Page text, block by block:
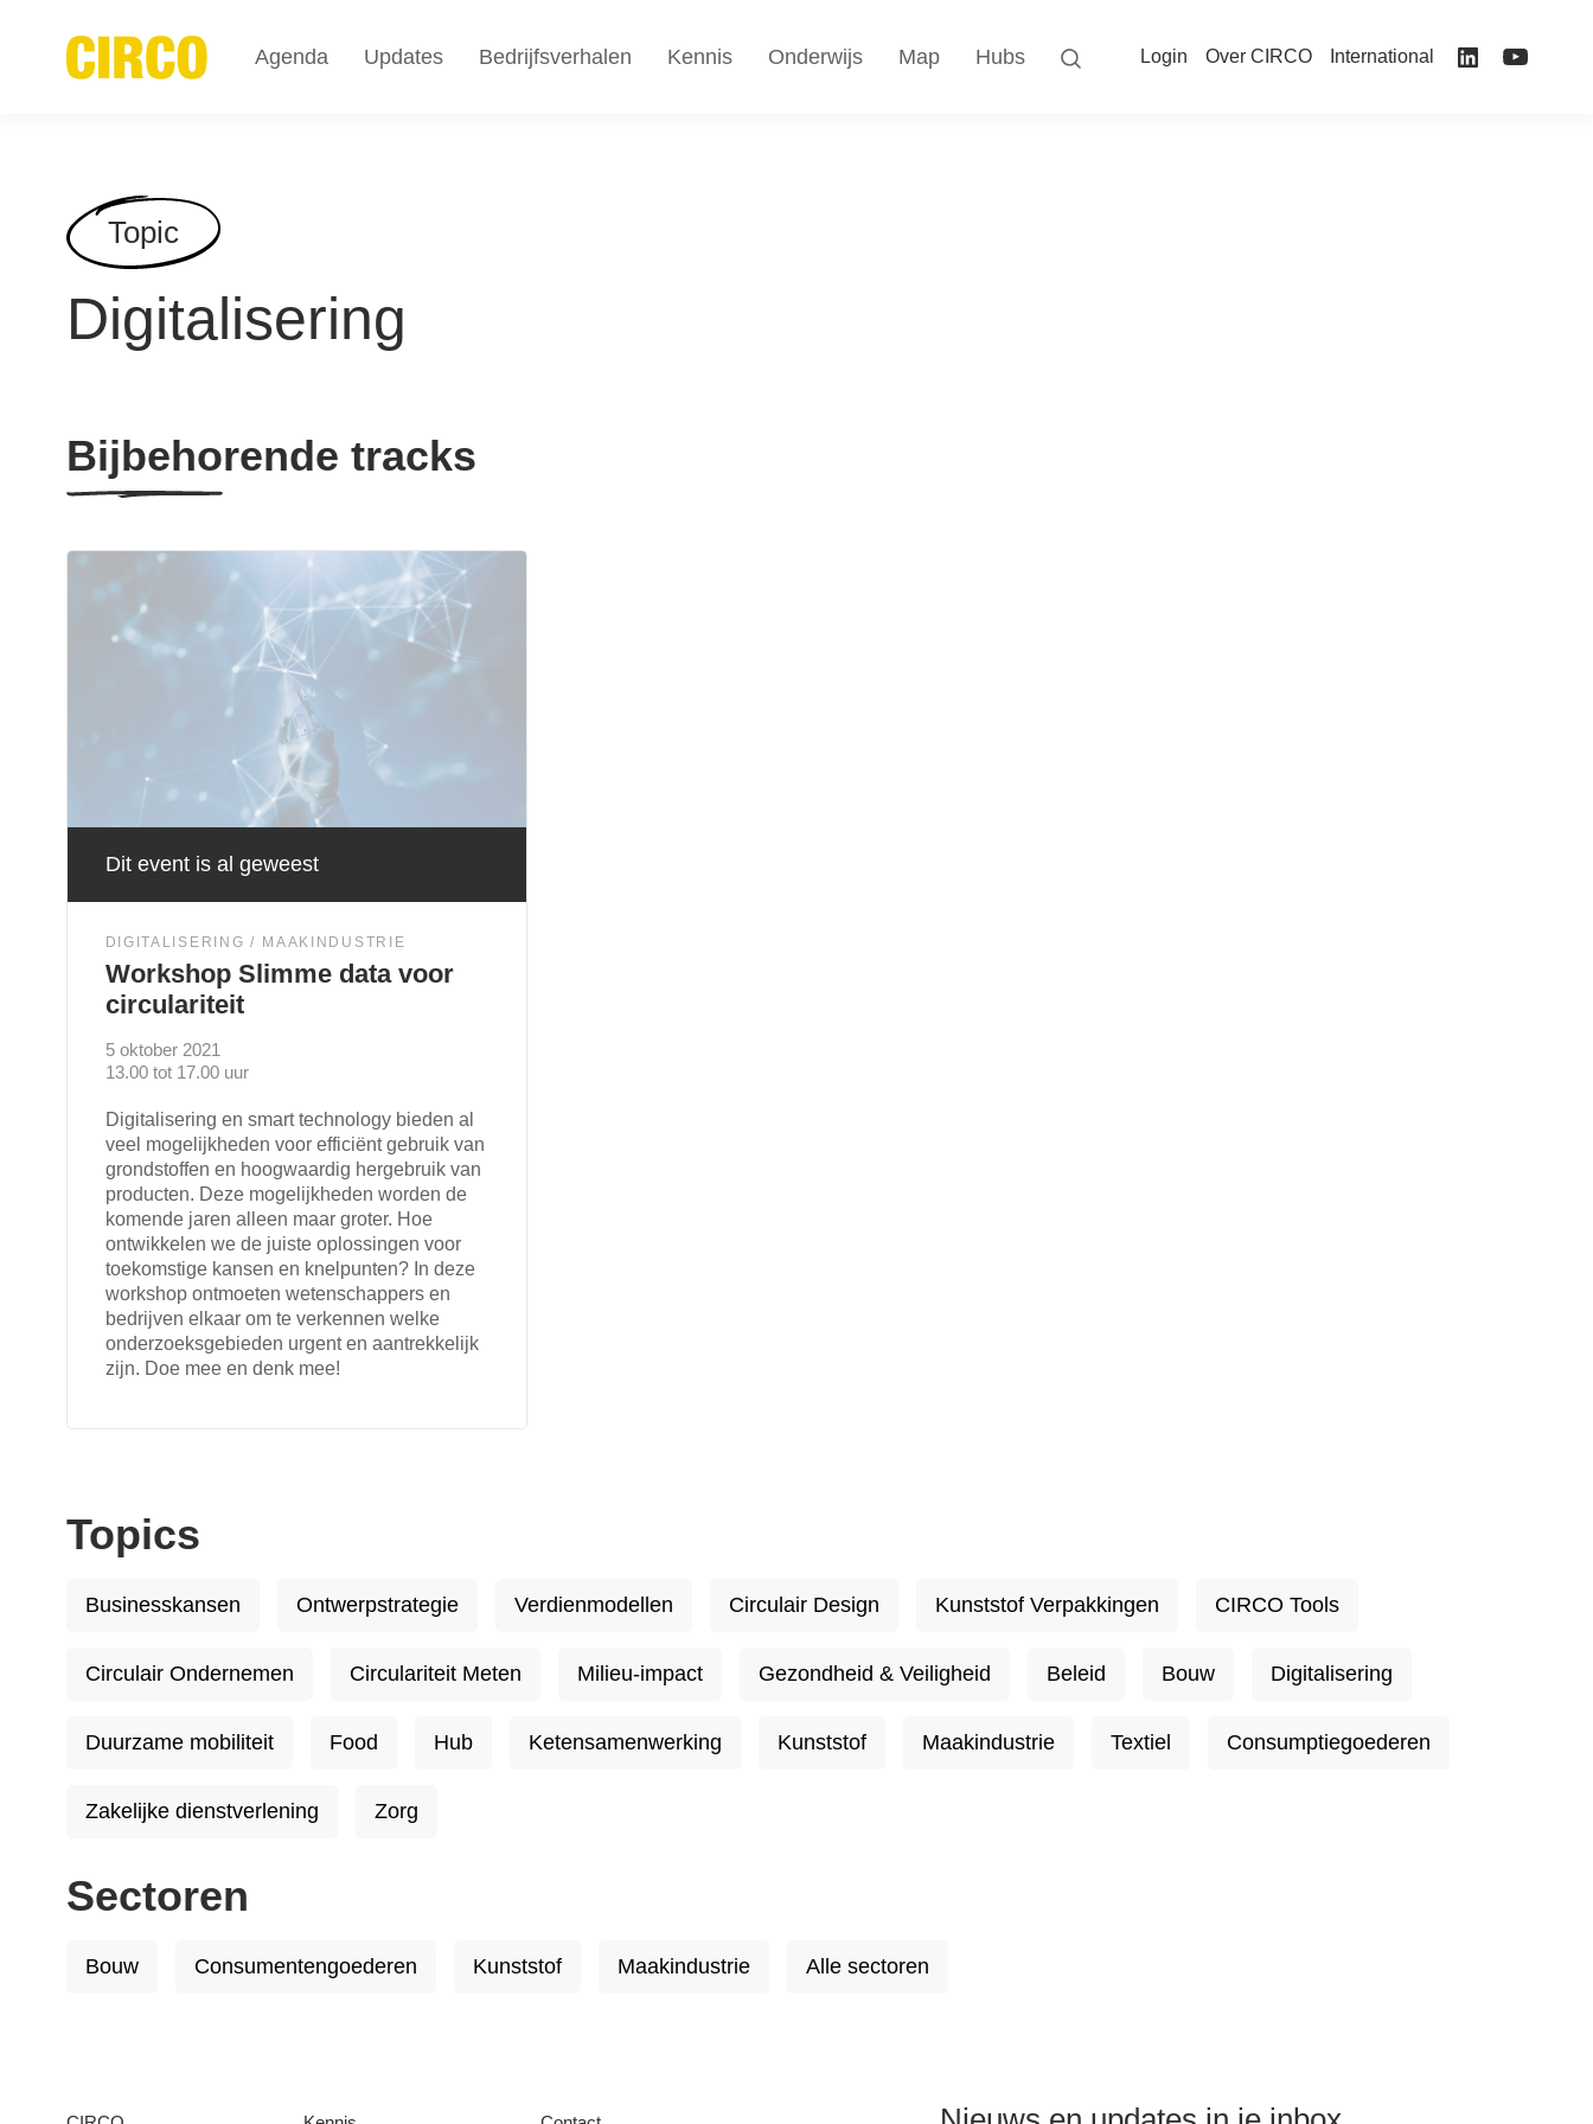
Topic
Digitalisering
Bijbehorende tracks
Dit event is al geweest
DIGITALISERING MAAKINDUSTRIE
Workshop Slimme data voor
circulariteit
5 oktober 2021
13.00 tot 17.00 uur
Digitalisering en smart technology bieden al
veel mogelijkheden voor efficiënt gebruik van
grondstoffen en hoogwaardig hergebruik van
producten. Deze mogelijkheden worden de
komende jaren alleen maar groter. Hoe
ontwikkelen we de juiste oplossingen voor
toekomstige kansen en knelpunten? In deze
workshop ontmoeten wetenschappers en
bedrijven elkaar om te verkennen welke
onderzoeksgebieden urgent en aantrekkelijk
zijn. Doe mee en denk mee!
Topics
Businesskansen Ontwerpstrategie Verdienmodellen Circulair Design Kunststof Verpakkingen CIRCO Tools
Circulair Ondernemen Circulariteit Meten Milieu-impact Gezondheid & Veiligheid Beleid Bouw Digitalisering
Duurzame mobiliteit Food Hub Ketensamenwerking Kunststof Maakindustrie Textiel Consumptiegoederen
Zakelijke dienstverlening Zorg
Sectoren
Bouw Consumentengoederen Kunststof Maakindustrie Alle sectoren
Agenda Updates Bedrijfsverhalen Kennis Onderwijs Map Hubs Login Over CIRCO International